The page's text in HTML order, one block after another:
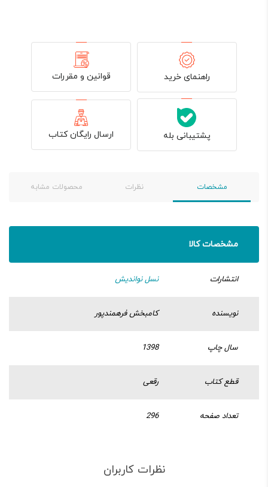
راهنمای خرید قوانین و مقررات
پشتیبانی بله ارسال رایگان کتاب
مشخصات نظرات محصولات مشابه
مشخصات کالا
انتشارات نسل نواندیش
نویسنده کامبخش فرهمندپور
سال چاپ 1398
قطع کتاب رقعی
تعداد صفحه 296
نظرات کاربران